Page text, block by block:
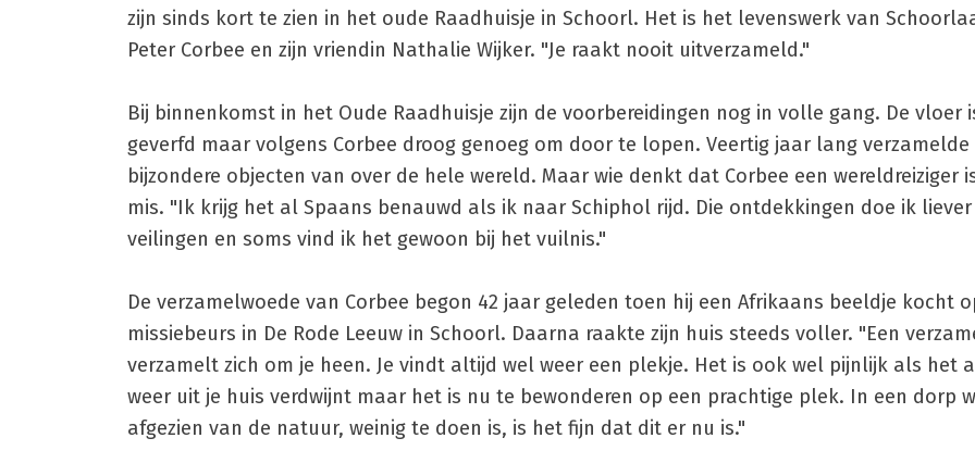
zijn sinds kort te zien in het oude Raadhuisje in Schoorl. Het is het levenswerk van
Peter Corbee en zijn vriendin Nathalie Wijker. "Je raakt nooit uitverzameld."
Bij binnenkomst in het Oude Raadhuisje zijn de voorbereidingen nog in volle gang. De vloer
geverfd maar volgens Corbee droog genoeg om door te lopen. Veertig jaar lang
bijzondere objecten van over de hele wereld. Maar wie denkt dat Corbee een wereldreiziger
mis. "Ik krijg het al Spaans benauwd als ik naar Schiphol rijd. Die ontdekkingen doe ik
veilingen en soms vind ik het gewoon bij het vuilnis."
De verzamelwoede van Corbee begon 42 jaar geleden toen hij een Afrikaans beeldje kocht
missiebeurs in De Rode Leeuw in Schoorl. Daarna raakte zijn huis steeds voller. "Een
verzamelt zich om je heen. Je vindt altijd wel weer een plekje. Het is ook wel pijnlijk als het
weer uit je huis verdwijnt maar het is nu te bewonderen op een prachtige plek. In een dorp
afgezien van de natuur, weinig te doen is, is het fijn dat dit er nu is."